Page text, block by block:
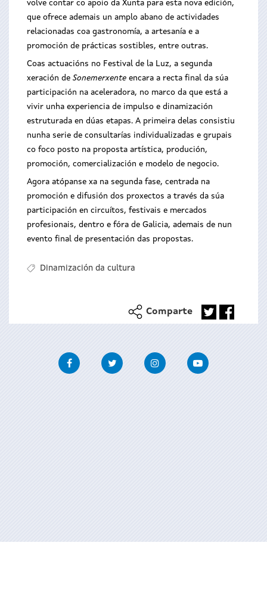
volve contar co apoio da Xunta para esta nova edición,
que ofrece ademais un amplo abano de actividades
relacionadas coa gastronomía, a artesanía e a
promoción de prácticas sostibles, entre outras.
Coas actuacións no Festival de la Luz, a segunda
xeración de Sonemerxente encara a recta final da súa
participación na aceleradora, no marco da que está a
vivir unha experiencia de impulso e dinamización
estruturada en dúas etapas. A primeira delas consistiu
nunha serie de consultarías individualizadas e grupais
co foco posto na proposta artística, produción,
promoción, comercialización e modelo de negocio.
Agora atópanse xa na segunda fase, centrada na
promoción e difusión dos proxectos a través da súa
participación en circuítos, festivais e mercados
profesionais, dentro e fóra de Galicia, ademais de nun
evento final de presentación das propostas.
Dinamización da cultura
Comparte
FacebookTwitter InstagramYoutube